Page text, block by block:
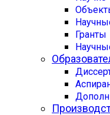
Гранты